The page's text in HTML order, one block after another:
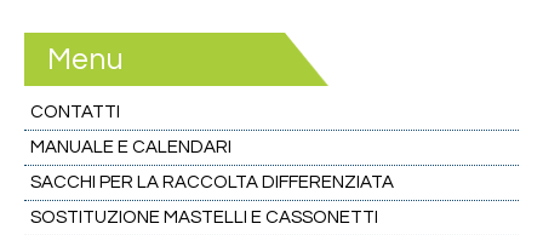
Menu
CONTATTI
MANUALE E CALENDARI
SACCHI PER LA RACCOLTA DIFFERENZIATA
SOSTITUZIONE MASTELLI E CASSONETTI